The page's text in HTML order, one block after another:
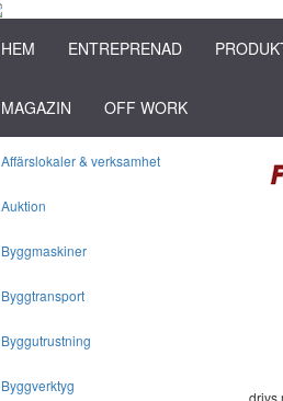
HEM ENTREPRENAD
MAGAZIN OFF WORK
Affärslokaler & verksamhet
Auktion
Byggmaskiner
Byggtransport
Byggutrustning
Byggverktyg
drivs